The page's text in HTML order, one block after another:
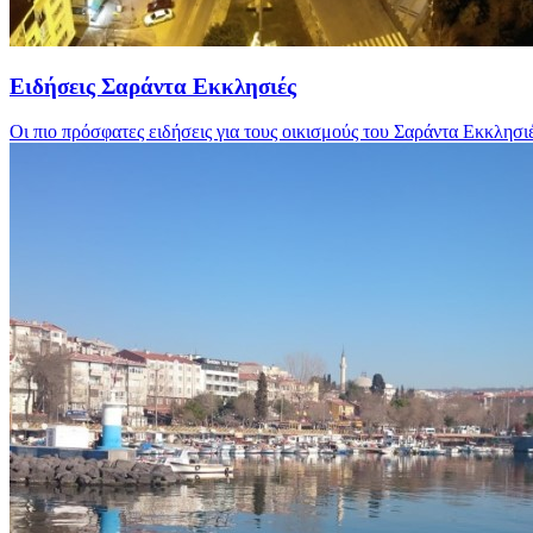
Ειδήσεις Σαράντα Εκκλησιές
Οι πιο πρόσφατες ειδήσεις για τους οικισμούς του Σαράντα